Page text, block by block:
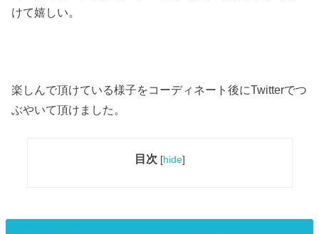
けて嬉しい。
楽しんで頂けている様子をコーディネート後にTwitterでつ
ぶやいて頂けました。
目次 [hide]